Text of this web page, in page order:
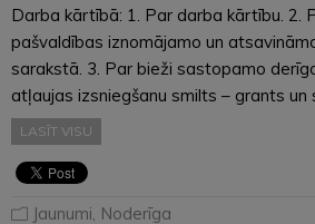
Darba kārtībā: 1. Par darba kārtību. 2.
pašvaldības iznomājamo un
sarakstā. 3. Par bieži sastopamo
atļaujas izsniegšanu smilts – grants un
LASĪT VISU
Jaunumi Noderīga